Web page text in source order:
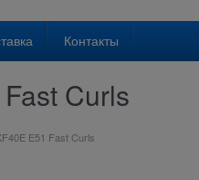
Контакты
Curls
E51 Fast Curls